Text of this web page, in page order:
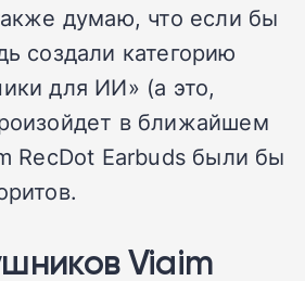
думаю, что если бы
создали категорию
для ИИ» (а это,
в ближайшем
RecDot Earbuds были бы
Viaim